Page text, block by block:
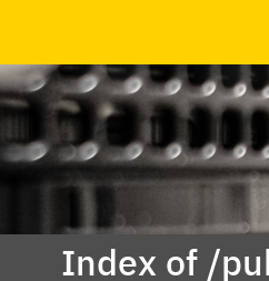
Index of /